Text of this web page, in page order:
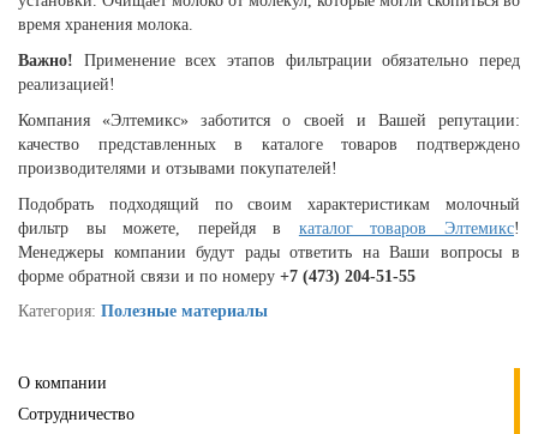
время хранения молока.
Важно! Применение всех этапов фильтрации обязательно перед
реализацией!
Компания «Элтемикс» заботится о своей и Вашей репутации:
качество представленных в каталоге товаров подтверждено
производителями и отзывами покупателей!
Подобрать подходящий по своим характеристикам молочный
фильтр вы можете, перейдя в каталог товаров Элтемикс!
Менеджеры компании будут рады ответить на Ваши вопросы в
форме обратной связи и по номеру +7 (473) 204-51-55
Категория: Полезные материалы
О компании
Сотрудничество